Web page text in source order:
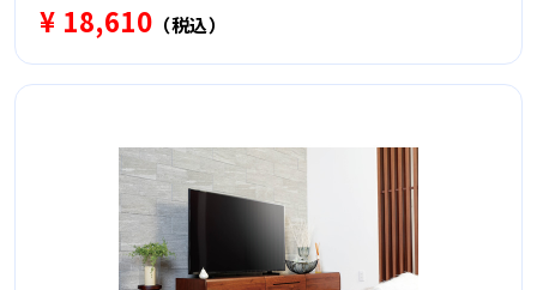
¥ 18,610 （税込）